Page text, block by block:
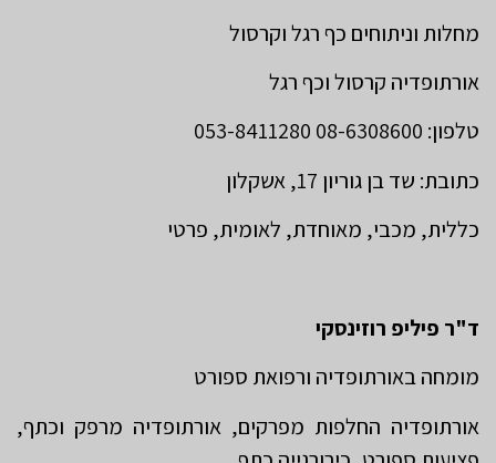
מחלות וניתוחים כף רגל וקרסול
אורתופדיה קרסול וכף רגל
טלפון: 08-6308600 053-8411280
כתובת: שד בן גוריון 17, אשקלון
כללית, מכבי, מאוחדת, לאומית, פרטי
ד"ר פיליפ רוזינסקי
מומחה באורתופדיה ורפואת ספורט
אורתופדיה החלפות מפרקים, אורתופדיה מרפק וכתף,